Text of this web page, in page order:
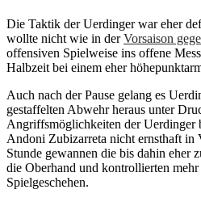
Die Taktik der Uerdinger war eher
wollte nicht wie in derVorsaison
offensiven Spielweise ins offene
Halbzeit bei einem eher
Auch nach der Pause gelang es
gestaffelten Abwehr heraus unter
Angriffsmöglichkeiten der Uerdinger
Andoni Zubizarreta nicht ernsthaft in
Stunde gewannen die bis dahin eher
die Oberhand und kontrollierten mehr
Spielgeschehen.